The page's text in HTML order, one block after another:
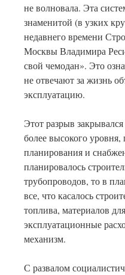
не волновала. Эта
знаменитой (в узких
недавнего времени
Москвы Владимира
свой чемодан». Это
не отвечают за жизнь
эксплуатацию.
Этот разрыв
более высокого уровня,
планирования и
планировалось
трубопроводов, то в
все, что касалось
топлива, материалов
эксплуатационные
механизм.
С развалом